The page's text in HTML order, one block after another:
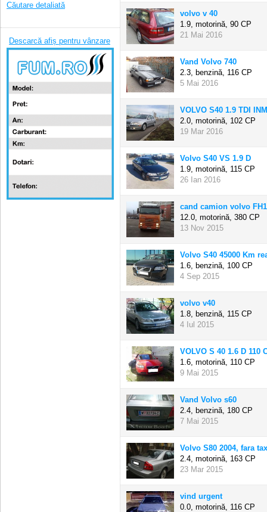
Căutare detaliată
Descarcă afiș pentru vânzare
volvo v 40
1.9, motorină, 90 CP
21 Mai 2016
Vand Volvo 740
2.3, benzină, 116 CP
5 Mai 2016
VOLVO S40 1.9 TDI
2.0, motorină, 102 CP
19 Mar 2016
Volvo S40 VS 1.9 D
1.9, motorină, 115 CP
26 Ian 2016
cand camion volvo
12.0, motorină, 380 CP
13 Nov 2015
Volvo S40 45000 Km
1.6, benzină, 100 CP
4 Sep 2015
volvo v40
1.8, benzină, 115 CP
4 Iul 2015
VOLVO S 40 1.6 D 110
1.6, motorină, 110 CP
9 Mai 2015
Vand Volvo s60
2.4, benzină, 180 CP
7 Mai 2015
Volvo S80 2004, fara
2.4, motorină, 163 CP
23 Mar 2015
vind urgent
0.0, motorină, 116 CP